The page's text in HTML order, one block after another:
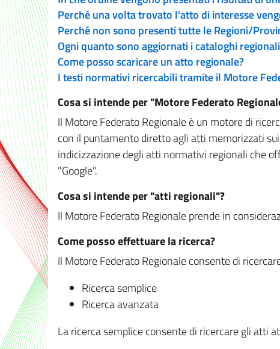
Perché una volta trovato l'atto di interesse
Perché non sono presenti tutte le Regioni/
Ogni quanto sono aggiornati i cataloghi
Come posso scaricare un atto regionale?
I testi normativi ricercabili tramite il Motore
Cosa si intende per "Motore Federato
Il Motore Federato Regionale è un motore di
con il puntamento diretto agli atti memorizzati
indicizzazione degli atti normativi regionali che
"Google".
Cosa si intende per "atti regionali"?
Il Motore Federato Regionale prende in
Come posso effettuare la ricerca?
Il Motore Federato Regionale consente di
Ricerca semplice
Ricerca avanzata
La ricerca semplice consente di ricercare gli atti